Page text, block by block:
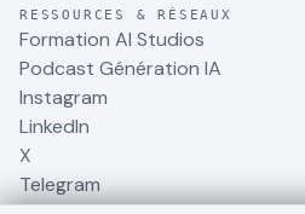
RESSOURCES & RÉSEAUX
Formation AI Studios
Podcast Génération IA
Instagram
LinkedIn
X
Telegram